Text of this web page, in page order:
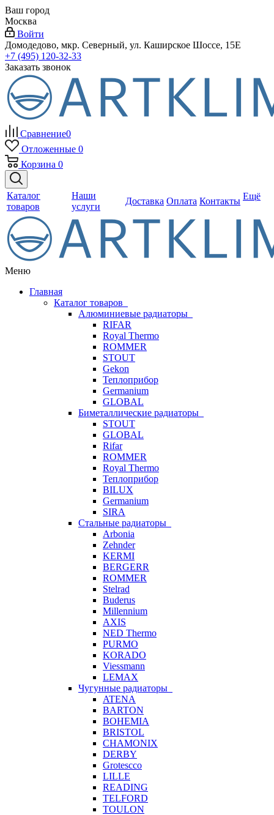
Ваш город
Москва
Войти
Домодедово, мкр. Северный, ул. Каширское Шоссе, 15Е
+7 (495) 120-32-33
Заказать звонок
Сравнение0
Отложенные 0
Корзина 0
Каталог
товаров
Наши
услуги
Доставка Оплата Контакты Ещё
Меню
Главная
Каталог товаров
Алюминиевые радиаторы
RIFAR
Royal Thermo
ROMMER
STOUT
Gekon
Теплоприбор
Germanium
GLOBAL
Биметаллические радиаторы
STOUT
GLOBAL
Rifar
ROMMER
Royal Thermo
Теплоприбор
BILUX
Germanium
SIRA
Стальные радиаторы
Arbonia
Zehnder
KERMI
BERGERR
ROMMER
Stelrad
Buderus
Millennium
AXIS
NED Thermo
PURMO
KORADO
Viessmann
LEMAX
Чугунные радиаторы
ATENA
BARTON
BOHEMIA
BRISTOL
CHAMONIX
DERBY
Grotescco
LILLE
READING
TELFORD
TOULON